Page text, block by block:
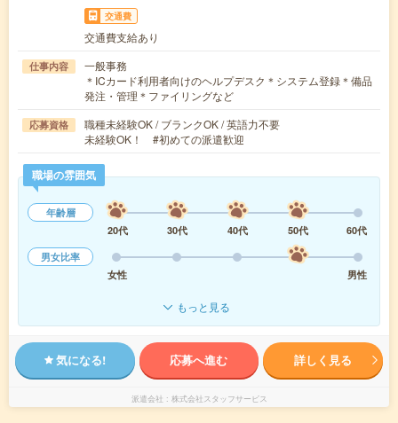
交通費
交通費支給あり
仕事内容
一般事務
＊ICカード利用者向けのヘルプデスク＊システム登録＊備品
発注・管理＊ファイリングなど
応募資格
職種未経験OK / ブランクOK / 英語力不要
未経験OK！ #初めての派遣歓迎
職場の雰囲気
年齢層
20代
30代 40代 50代
60代
男女比率
女性
男性
もっと見る
気になる! 応募へ進む 詳しく見る
派遣会社 株式会社スタッフサービス